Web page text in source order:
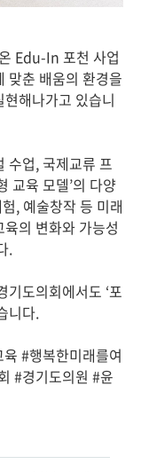
Edu-In 포천 사업
맞춘 배움의 환경을
해나가고 있습니
수업, 국제교류 프
교육 모델’의 다양
, 예술창작 등 미래
의 변화와 가능성
.
도의회에서도 ‘포
니다.
#행복한미래를여
#경기도의원 #윤